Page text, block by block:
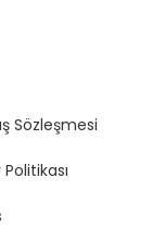
Sözleşmesi